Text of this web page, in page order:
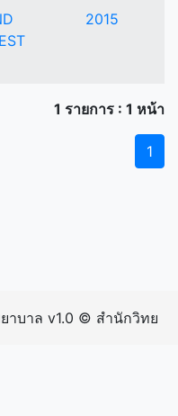
2015
1 รายการ : 1 หน้า
1
าบาล v1.0 © สำนักวิทย